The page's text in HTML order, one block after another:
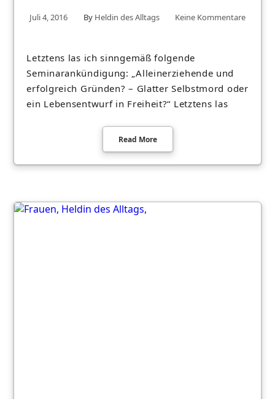
Juli 4, 2016 By Heldin des Alltags Keine Kommentare
Letztens las ich sinngemäß folgende
Seminarankündigung: „Alleinerziehende und
erfolgreich Gründen? – Glatter Selbstmord oder
ein Lebensentwurf in Freiheit?“ Letztens las
Read More